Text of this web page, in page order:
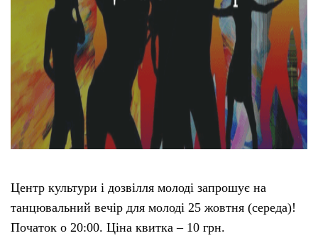
Центр культури і дозвілля молоді запрошує на
танцювальний вечір для молоді 25 жовтня (середа)!
Початок о 20:00. Ціна квитка – 10 грн.